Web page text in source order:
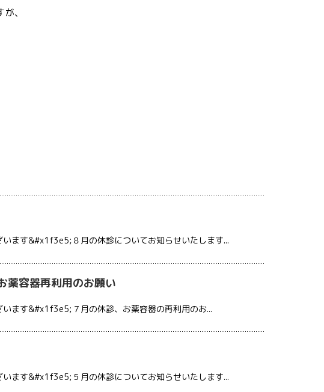
、
ます&#x1f3e5;８月の休診についてお知らせいたします...
薬容器再利用のお願い
ます&#x1f3e5;７月の休診、お薬容器の再利用のお...
ます&#x1f3e5;５月の休診についてお知らせいたします...